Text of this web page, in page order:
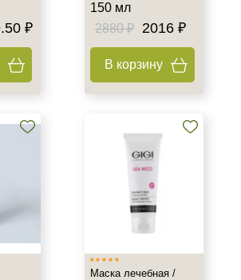
₽
150 мл
2880 ₽
2016 ₽
В корзину
Маска лечебная /